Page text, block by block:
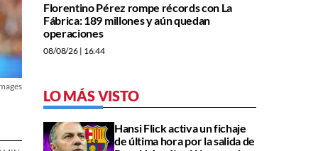
Florentino Pérez rompe récords con La
Fábrica: 189 millones y aún quedan
operaciones
08/08/26 | 16:44
LO MÁS VISTO
Hansi Flick activa un fichaje
de última hora por la salida de